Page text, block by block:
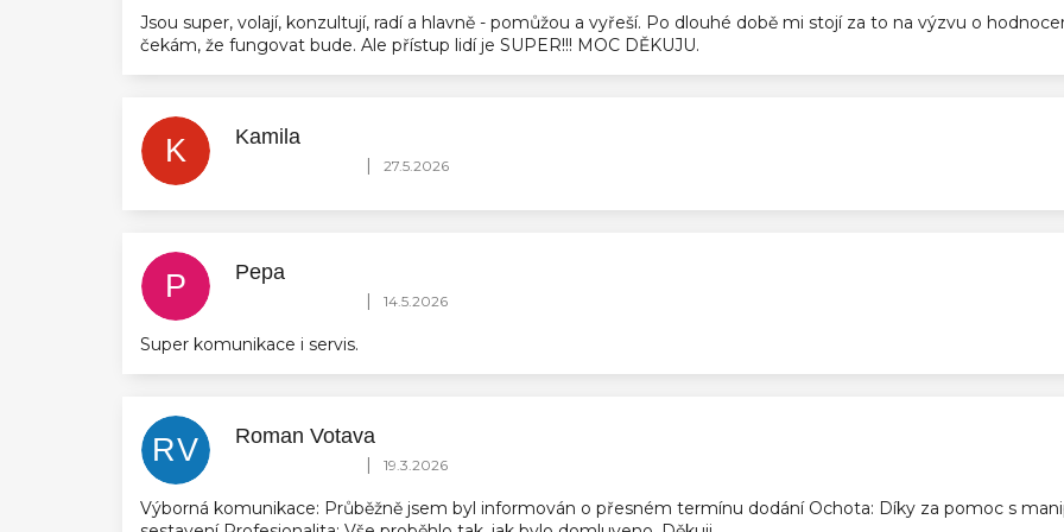
Jsou super, volají, konzultují, radí a hlavně - pomůžou a vyřeší. Po dlouhé době mi stojí za to na výzvu o
čekám, že fungovat bude. Ale přístup lidí je SUPER!!! MOC DĚKUJU.
K Kamila
Hodnocení obchodu je 5 z 5 hvězdiček.
| 27.5.2026
P Pepa
Hodnocení obchodu je 5 z 5 hvězdiček.
| 14.5.2026
Super komunikace i servis.
RV Roman Votava
Hodnocení obchodu je 5 z 5 hvězdiček.
| 19.3.2026
Výborná komunikace: Průběžně jsem byl informován o přesném termínu dodání Ochota: Díky za pomoc s